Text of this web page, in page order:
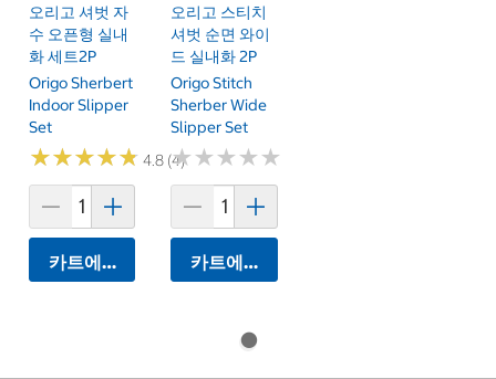
오리고 셔벗 자
수 오픈형 실내
화 세트2P
Origo Sherbert
Indoor Slipper
Set
★★★★★
★★★★★ 4.8 (4)
카트에 담기
오리고 스티치
셔벗 순면 와이
드 실내화 2P
Origo Stitch
Sherber Wide
Slipper Set
★★★★★
★★★★★
카트에 담기